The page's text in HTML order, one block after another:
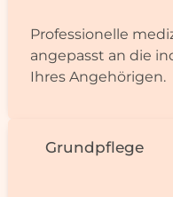
Professionelle
angepasst an die
Ihres Angehörigen.
Grundpflege